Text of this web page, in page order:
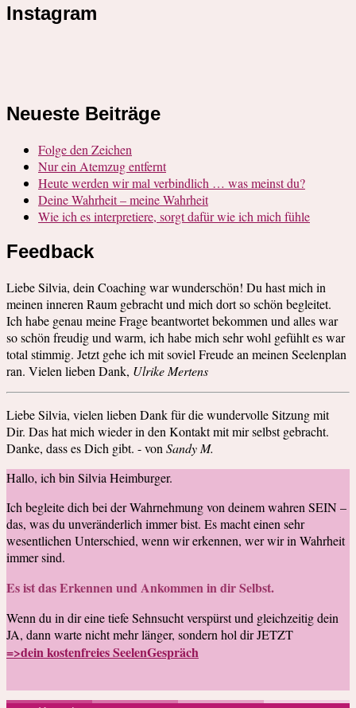
Instagram
Neueste Beiträge
Folge den Zeichen
Nur ein Atemzug entfernt
Heute werden wir mal verbindlich … was meinst du?
Deine Wahrheit – meine Wahrheit
Wie ich es interpretiere, sorgt dafür wie ich mich fühle
Feedback
Liebe Silvia, dein Coaching war wunderschön! Du hast mich in
meinen inneren Raum gebracht und mich dort so schön begleitet.
Ich habe genau meine Frage beantwortet bekommen und alles war
so schön freudig und warm, ich habe mich sehr wohl gefühlt es war
total stimmig. Jetzt gehe ich mit soviel Freude an meinen Seelenplan
ran. Vielen lieben Dank, Ulrike Mertens
Liebe Silvia, vielen lieben Dank für die wundervolle Sitzung mit
Dir. Das hat mich wieder in den Kontakt mit mir selbst gebracht.
Danke, dass es Dich gibt. - von Sandy M.
Hallo, ich bin Silvia Heimburger.
Ich begleite dich bei der Wahrnehmung von deinem wahren SEIN –
das, was du unveränderlich immer bist. Es macht einen sehr
wesentlichen Unterschied, wenn wir erkennen, wer wir in Wahrheit
immer sind.
Es ist das Erkennen und Ankommen in dir Selbst.
Wenn du in dir eine tiefe Sehnsucht verspürst und gleichzeitig dein
JA, dann warte nicht mehr länger, sondern hol dir JETZT
=>dein kostenfreies SeelenGespräch